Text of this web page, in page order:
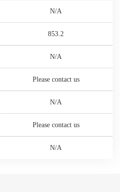
N/A
853.2
N/A
Please contact us
N/A
Please contact us
N/A